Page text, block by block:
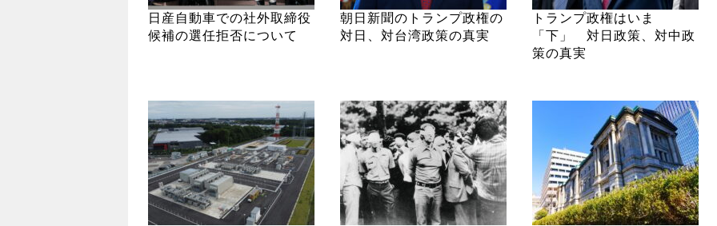
日産自動車での社外取締役
候補の選任拒否について
朝日新聞のトランプ政権の
対日、対台湾政策の真実
トランプ政権はいま
「下」 対日政策、対中政
策の真実